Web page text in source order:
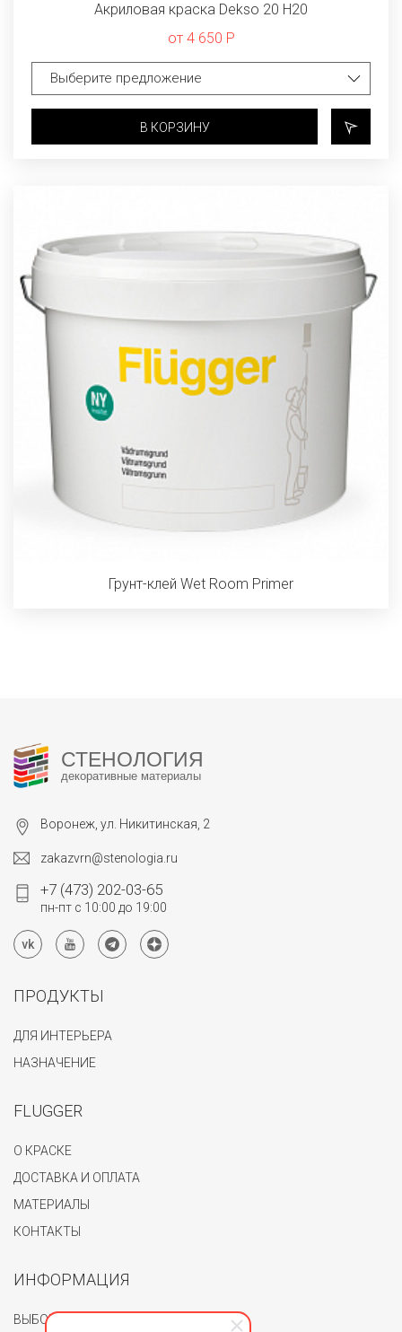
Акриловая краска Dekso 20 Н20
от 4 650 Р
В КОРЗИНУ
Грунт-клей Wet Room Primer
СТЕНОЛОГИЯ
декоративные материалы
Воронеж, ул. Никитинская, 2
zakazvrn@stenologia.ru
+7 (473) 202-03-65
пн-пт с 10:00 до 19:00
ПРОДУКТЫ
ДЛЯ ИНТЕРЬЕРА
НАЗНАЧЕНИЕ
FLUGGER
О КРАСКЕ
ДОСТАВКА И ОПЛАТА
МАТЕРИАЛЫ
КОНТАКТЫ
ИНФОРМАЦИЯ
ВЫБОР ЦВЕТА